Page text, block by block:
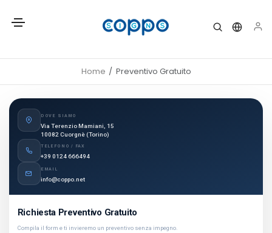
Home Preventivo Gratuito
DOVE SIAMO
Via Terenzio Mamiani, 15
10082 Cuorgnè (Torino)
TELEFONO / FAX
+39 0124 666494
EMAIL
info@coppo.net
Richiesta Preventivo Gratuito
Compila il form e ti invieremo un preventivo senza impegno.